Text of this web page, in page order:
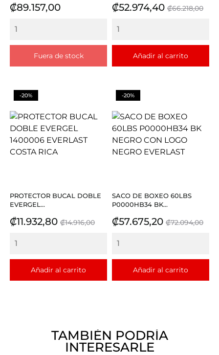
Precio
₡89.157,00
Fuera de stock
Precio
₡52.974,40 Precio
₡66.218,00
Añadir al carrito
PROTECTOR BUCAL DOBLE
EVERGEL...
Precio
₡11.932,80 Precio
₡14.916,00
Añadir al carrito
-20%
SACO DE BOXEO 60LBS
P0000HB34 BK...
Precio
₡57.675,20 Precio
₡72.094,00
Añadir al carrito
-20%
TAMBIÉN PODRÍA
INTERESARLE